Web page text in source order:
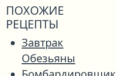
ПОХОЖИЕ
РЕЦЕПТЫ
Завтрак
Обезьяны